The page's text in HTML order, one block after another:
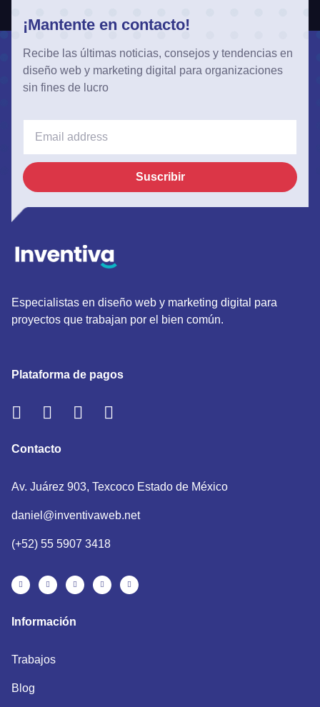
¡Mantente en contacto!
Recibe las últimas noticias, consejos y tendencias en
diseño web y marketing digital para organizaciones
sin fines de lucro
Suscribir
Especialistas en diseño web y marketing digital para
proyectos que trabajan por el bien común.
Plataforma de pagos
Contacto
Av. Juárez 903, Texcoco Estado de México
daniel@inventivaweb.net
(+52) 55 5907 3418
Información
Trabajos
Blog